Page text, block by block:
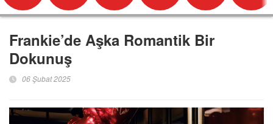
Frankie’de Aşka Romantik Bir
Dokunuş
06 Şubat 2025